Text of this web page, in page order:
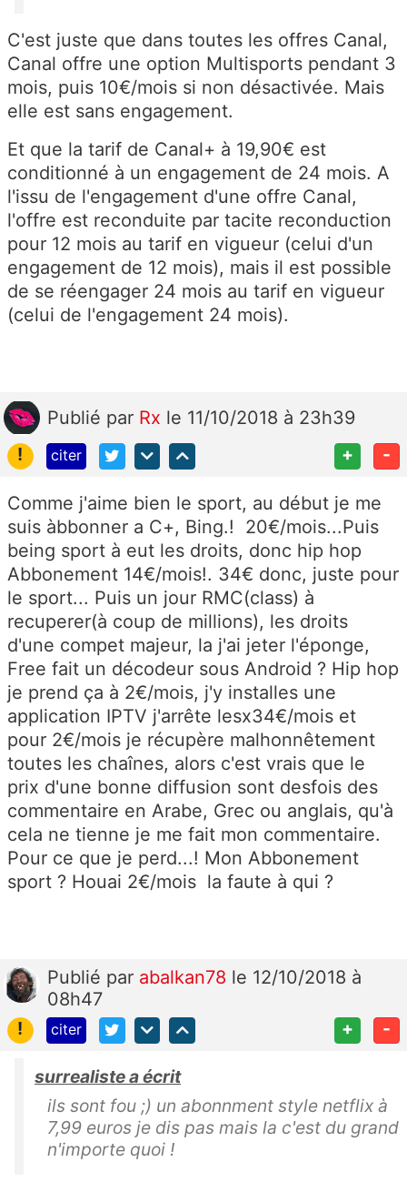
C'est juste que dans toutes les offres Canal,
Canal offre une option Multisports pendant 3
mois, puis 10€/mois si non désactivée. Mais
elle est sans engagement.
Et que la tarif de Canal+ à 19,90€ est
conditionné à un engagement de 24 mois. A
l'issu de l'engagement d'une offre Canal,
l'offre est reconduite par tacite reconduction
pour 12 mois au tarif en vigueur (celui d'un
engagement de 12 mois), mais il est possible
de se réengager 24 mois au tarif en vigueur
(celui de l'engagement 24 mois).
Publié par Rx le 11/10/2018 à 23h39
!
citer + -
Comme j'aime bien le sport, au début je me
suis àbbonner a C+, Bing.! 20€/mois...Puis
being sport à eut les droits, donc hip hop
Abbonement 14€/mois!. 34€ donc, juste pour
le sport... Puis un jour RMC(class) à
recuperer(à coup de millions), les droits
d'une compet majeur, la j'ai jeter l'éponge,
Free fait un décodeur sous Android ? Hip hop
je prend ça à 2€/mois, j'y installes une
application IPTV j'arrête lesx34€/mois et
pour 2€/mois je récupère malhonnêtement
toutes les chaînes, alors c'est vrais que le
prix d'une bonne diffusion sont desfois des
commentaire en Arabe, Grec ou anglais, qu'à
cela ne tienne je me fait mon commentaire.
Pour ce que je perd...! Mon Abbonement
sport ? Houai 2€/mois la faute à qui ?
Publié par abalkan78 le 12/10/2018 à
08h47
!
citer + -
surrealiste a écrit
ils sont fou ;) un abonnment style netflix à
7,99 euros je dis pas mais la c'est du grand
n'importe quoi !